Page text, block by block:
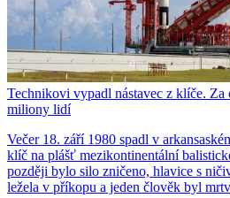
Technikovi vypadl nástavec z klíče.
miliony lidí
Večer 18. září 1980 spadl v
klíč na plášť mezikontinentální
později bylo silo zničeno, hlavice s
ležela v příkopu a jeden člověk byl